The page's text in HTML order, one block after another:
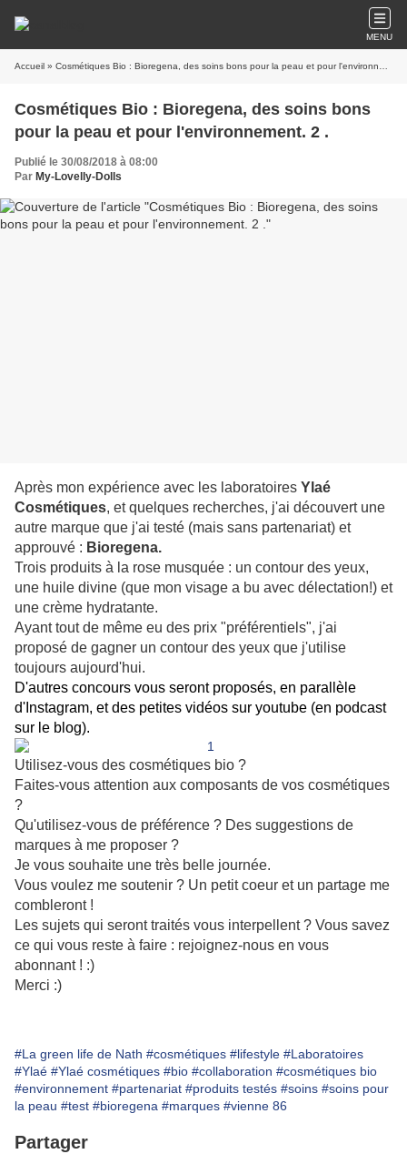
MENU
Accueil » Cosmétiques Bio : Bioregena, des soins bons pour la peau et pour l'environnement. 2 .
Cosmétiques Bio : Bioregena, des soins bons
pour la peau et pour l'environnement. 2 .
Publié le 30/08/2018 à 08:00
Par My-Lovelly-Dolls
Après mon expérience avec les laboratoires Ylaé
Cosmétiques, et quelques recherches, j'ai découvert une
autre marque que j'ai testé (mais sans partenariat) et
approuvé : Bioregena.
Trois produits à la rose musquée : un contour des yeux,
une huile divine (que mon visage a bu avec délectation!) et
une crème hydratante.
Ayant tout de même eu des prix "préférentiels", j'ai
proposé de gagner un contour des yeux que j'utilise
toujours aujourd'hui.
D'autres concours vous seront proposés, en parallèle
d'Instagram, et des petites vidéos sur youtube (en podcast
sur le blog).
Utilisez-vous des cosmétiques bio ?
Faites-vous attention aux composants de vos cosmétiques
?
Qu'utilisez-vous de préférence ? Des suggestions de
marques à me proposer ?
Je vous souhaite une très belle journée.
Vous voulez me soutenir ? Un petit coeur et un partage me
combleront !
Les sujets qui seront traités vous interpellent ? Vous savez
ce qui vous reste à faire : rejoignez-nous en vous
abonnant ! :)
Merci :)
#La green life de Nath #cosmétiques #lifestyle #Laboratoires
#Ylaé #Ylaé cosmétiques #bio #collaboration #cosmétiques bio
#environnement #partenariat #produits testés #soins #soins pour
la peau #test #bioregena #marques #vienne 86
Partager